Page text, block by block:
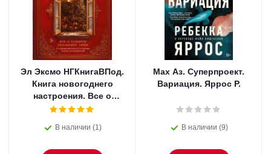
Эл Эксмо НГКнигаВПод.
Книга новогоднего
настроения. Все о
главном празднике
елки
В наличии (1)
Мах Аз. Суперпроект.
Вариация. Яррос Р.
В наличии (9)